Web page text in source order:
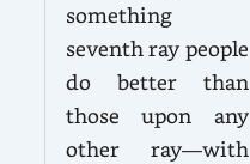
something
seventh ray people
do better than
those upon any
other ray—with